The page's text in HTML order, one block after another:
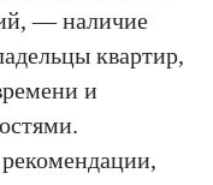
— наличие
квартир,
и